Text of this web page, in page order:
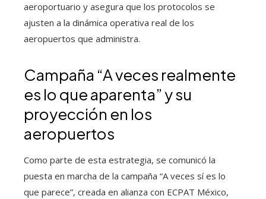
aeroportuario y asegura que los protocolos se
ajusten a la dinámica operativa real de los
aeropuertos que administra.
Campaña “A veces realmente
es lo que aparenta” y su
proyección en los
aeropuertos
Como parte de esta estrategia, se comunicó la
puesta en marcha de la campaña “A veces sí es lo
que parece”, creada en alianza con ECPAT México,